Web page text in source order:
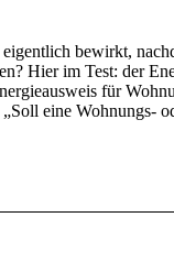
eigentlich bewirkt,
Hier im Test: der
für
„Soll eine Wohnungs-